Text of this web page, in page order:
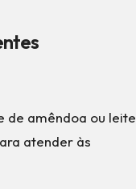
de amêndoa ou leite
atender às